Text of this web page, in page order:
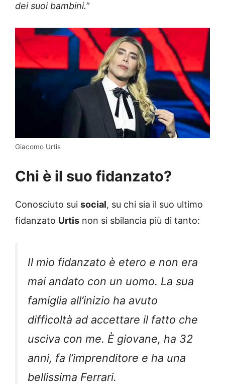
dei suoi bambini.”
Giacomo Urtis
Chi è il suo fidanzato?
Conosciuto sui social, su chi sia il suo ultimo
fidanzato Urtis non si sbilancia più di tanto:
Il mio fidanzato è etero e non era
mai andato con un uomo. La sua
famiglia all’inizio ha avuto
difficoltà ad accettare il fatto che
usciva con me. È giovane, ha 32
anni, fa l’imprenditore e ha una
bellissima Ferrari.